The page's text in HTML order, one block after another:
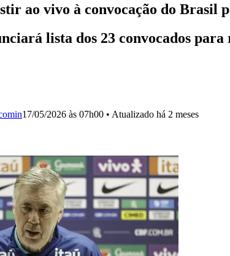
ao vivo à convocação do Brasil
lista dos 23 convocados
17/05/2026 às 07h00 • Atualizado há 2 meses